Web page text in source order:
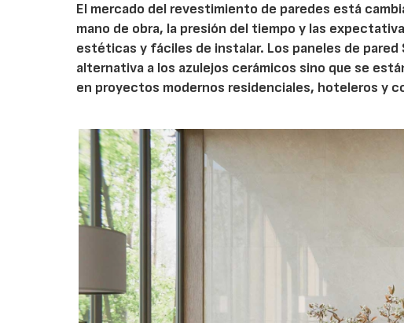
El mercado del revestimiento de paredes está
mano de obra, la presión del tiempo y las
estéticas y fáciles de instalar. Los paneles de pared
alternativa a los azulejos cerámicos sino que se
en proyectos modernos residenciales, hoteleros y